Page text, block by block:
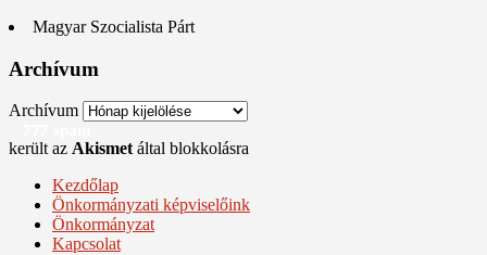
Magyar Szocialista Párt
Archívum
Archívum
került az Akismetáltal blokkolásra
Kezdőlap
Önkormányzati képviselőink
Önkormányzat
Kapcsolat